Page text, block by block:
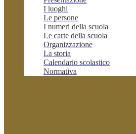
I luoghi
Le persone
I numeri della scuola
Le carte della scuola
Organizzazione
La storia
Calendario scolastico
Normativa